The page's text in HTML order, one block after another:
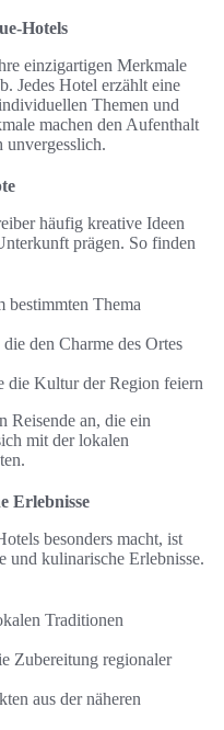
Hotels
einzigartigen Merkmale
Jedes Hotel erzählt eine
Themen und
machen den Aufenthalt
unvergesslich.
häufig kreative Ideen
prägen. So finden
bestimmten Thema
den Charme des Ortes
die Kultur der Region feiern
Reisende an, die ein
mit der lokalen
Erlebnisse
besonders macht, ist
und kulinarische Erlebnisse.
Traditionen
Zubereitung regionaler
aus der näheren